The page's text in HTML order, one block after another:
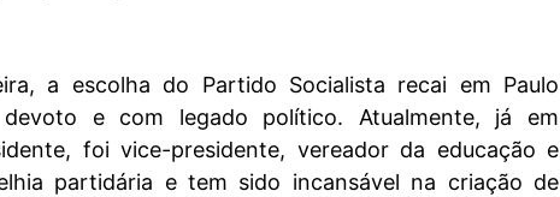
a escolha do Partido Socialista recai em Paulo
devoto e com legado político. Atualmente, já em
foi vice-presidente, vereador da educação e
partidária e tem sido incansável na criação de